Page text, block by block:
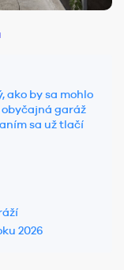
ako by sa mohlo
garáž
sa už tlačí
2026